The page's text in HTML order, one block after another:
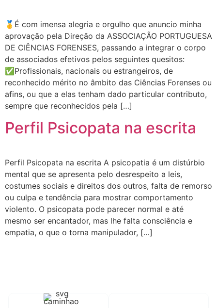
🥇É com imensa alegria e orgulho que anuncio minha
aprovação pela Direção da ASSOCIAÇÃO PORTUGUESA
DE CIÊNCIAS FORENSES, passando a integrar o corpo
de associados efetivos pelos seguintes quesitos:
✅Profissionais, nacionais ou estrangeiros, de
reconhecido mérito no âmbito das Ciências Forenses ou
afins, ou que a elas tenham dado particular contributo,
sempre que reconhecidos pela […]
Perfil Psicopata na escrita
Perfil Psicopata na escrita A psicopatia é um distúrbio
mental que se apresenta pelo desrespeito a leis,
costumes sociais e direitos dos outros, falta de remorso
ou culpa e tendência para mostrar comportamento
violento. O psicopata pode parecer normal e até
mesmo ser encantador, mas lhe falta consciência e
empatia, o que o torna manipulador, […]